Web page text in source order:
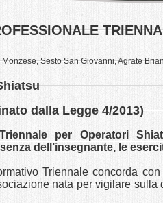
Sesto San Giovanni, Agrate
dalla Legge 4/2013)
per Operatori
dell’insegnante, le
Triennale concorda
nata per vigilare